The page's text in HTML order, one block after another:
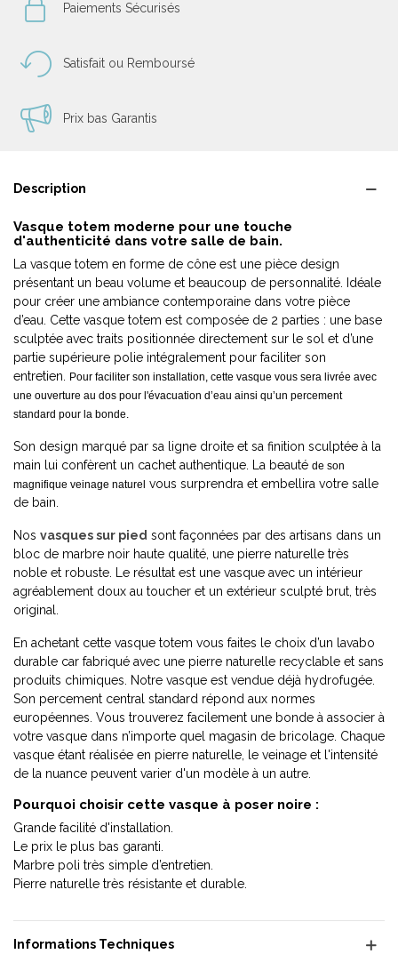
Paiements Sécurisés
Satisfait ou Remboursé
Prix bas Garantis
Description
Vasque totem moderne pour une touche
d'authenticité dans votre salle de bain.
La vasque totem en forme de cône est une pièce design
présentant un beau volume et beaucoup de personnalité. Idéale
pour créer une ambiance contemporaine dans votre pièce
d’eau. Cette vasque totem est composée de 2 parties : une base
sculptée avec traits positionnée directement sur le sol et d’une
partie supérieure polie intégralement pour faciliter son
entretien.
Pour faciliter son installation, cette vasque vous sera livrée avec
une ouverture au dos pour l'évacuation d’eau ainsi qu’un percement
standard pour la bonde.
Son design marqué par sa ligne droite et sa finition sculptée à la
main lui confèrent un cachet authentique. La beauté de son
magnifique veinage naturel vous surprendra et embellira votre salle
de bain.
Nos vasques sur pied sont façonnées par des artisans dans un
bloc de marbre noir haute qualité, une pierre naturelle très
noble et robuste. Le résultat est une vasque avec un intérieur
agréablement doux au toucher et un extérieur sculpté brut, très
original.
En achetant cette vasque totem vous faites le choix d’un lavabo
durable car fabriqué avec une pierre naturelle recyclable et sans
produits chimiques. Notre vasque est vendue déjà hydrofugée.
Son percement central standard répond aux normes
européennes. Vous trouverez facilement une bonde à associer à
votre vasque dans n’importe quel magasin de bricolage. Chaque
vasque étant réalisée en pierre naturelle, le veinage et l'intensité
de la nuance peuvent varier d'un modèle à un autre.
Pourquoi choisir cette vasque à poser noire :
Grande facilité d'installation.
Le prix le plus bas garanti.
Marbre poli très simple d’entretien.
Pierre naturelle très résistante et durable.
Informations Techniques